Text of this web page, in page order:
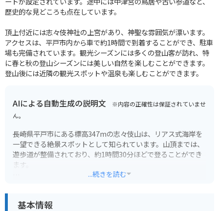
歴史的な見どころも点在しています。
頂上付近には志々伎神社の上宮があり、神聖な雰囲気が漂います。
アクセスは、平戸市内から車で約1時間で到着することができ、駐車
場も完備されています。観光シーズンには多くの登山客が訪れ、特
に春と秋の登山シーズンには美しい自然を楽しむことができます。
登山後には近隣の観光スポットや温泉も楽しむことができます。
AIによる自動生成の説明文 ※内容の正確性は保証されていませ
ん。
長崎県平戸市にある標高347mの志々伎山は、リアス式海岸を
一望できる絶景スポットとして知られています。山頂までは、
遊歩道が整備されており、約1時間30分ほどで登ることができ
ます。
は、空と海がオレンジ色に染まり、幻想的な雰囲気に包まれま
...続きを読む
基本情報